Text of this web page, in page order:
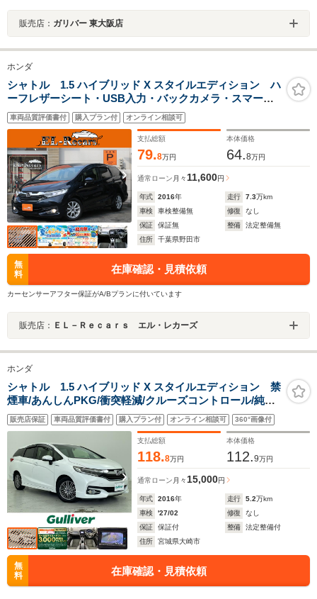
販売店： ガリバー 東大阪店
ホンダ
シャトル 1.5 ハイブリッド X スタイルエディション ハ
ーフレザーシート・USB入力・バックカメラ・スマート
キー・LEDヘッドライト・ETC・クルーズコントロー
ル・プッシュスタート・革巻きステアリング・パドルシ
フト・地デジ視聴・ドアバイザー・社外15インチアルミ
車両品質評価書付 購入プラン付 オンライン相談可
支払総額
79.8万円
本体価格
64.8万円
通常ローン 月々 11,600円
年式 2016年 走行 7.3万km
車検
車検整備無 修復
なし
保証
保証無 整備
法定整備無
住所
千葉県野田市
無
料
在庫確認・見積依頼
カーセンサーアフター保証がA/Bプランに付いています
販売店： ＥＬ－Ｒｅｃａｒｓ エル・レカーズ
ホンダ
シャトル 1.5 ハイブリッド X スタイルエディション 禁
煙車/あんしんPKG/衝突軽減/クルーズコントロール/純正7
型ナビ/フルセグTV/バックカメラ/ビルトインETC/ドラレ
コ/パドルシフト/革巻ステアリング/スマートキーx2/LED
ヘッドライト/社外15インチアルミホイール
販売店保証 車両品質評価書付 購入プラン付 オンライン相談可 360°画像付
支払総額
118.8万円
本体価格
112.9万円
通常ローン 月々 15,000円
年式 2016年 走行 5.2万km
車検
'27/02 修復
なし
保証
保証付 整備
法定整備付
住所
宮城県大崎市
無
料
在庫確認・見積依頼